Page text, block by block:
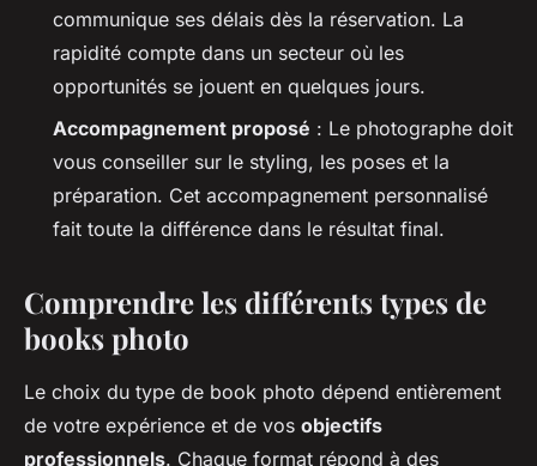
communique ses délais dès la réservation. La
rapidité compte dans un secteur où les
opportunités se jouent en quelques jours.
Accompagnement proposé : Le photographe doit
vous conseiller sur le styling, les poses et la
préparation. Cet accompagnement personnalisé
fait toute la différence dans le résultat final.
Comprendre les différents types de
books photo
Le choix du type de book photo dépend entièrement
de votre expérience et de vos objectifs
professionnels. Chaque format répond à des